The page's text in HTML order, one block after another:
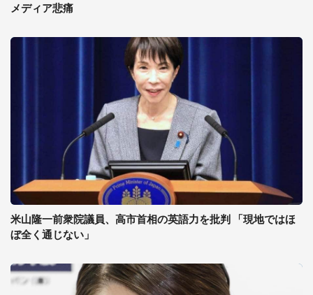
メディア悲痛
米山隆一前衆院議員、高市首相の英語力を批判 「現地ではほ
ぼ全く通じない」